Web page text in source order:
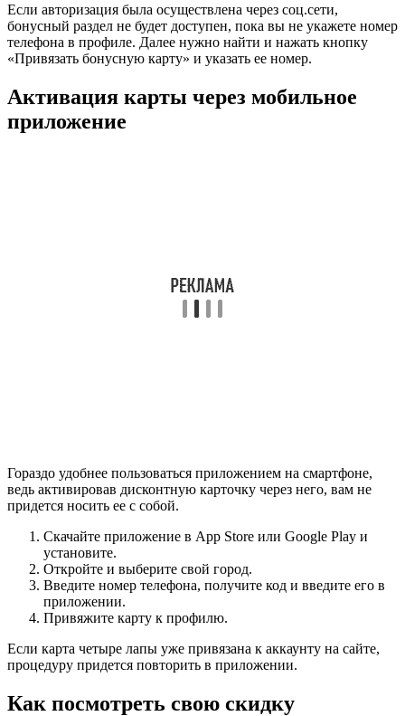
Если авторизация была осуществлена через соц.сети,
бонусный раздел не будет доступен, пока вы не укажете номер
телефона в профиле. Далее нужно найти и нажать кнопку
«Привязать бонусную карту» и указать ее номер.
Активация карты через мобильное
приложение
Гораздо удобнее пользоваться приложением на смартфоне,
ведь активировав дисконтную карточку через него, вам не
придется носить ее с собой.
Скачайте приложение в App Store или Google Play и
установите.
Откройте и выберите свой город.
Введите номер телефона, получите код и введите его в
приложении.
Привяжите карту к профилю.
Если карта четыре лапы уже привязана к аккаунту на сайте,
процедуру придется повторить в приложении.
Как посмотреть свою скидку